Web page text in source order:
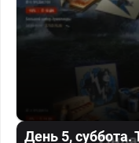
День 5, суббота.